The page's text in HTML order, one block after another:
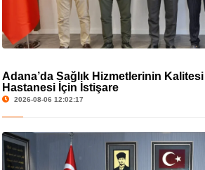
Adana’da Sağlık Hizmetlerinin Kalitesi
Hastanesi İçin İstişare
2026-08-06 12:02:17